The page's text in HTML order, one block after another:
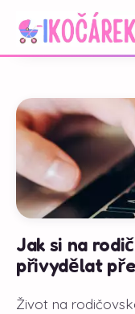
Jak si na
přivydělat
Život na